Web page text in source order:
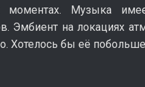
Музыка
Эмбиент на локациях
Хотелось бы её